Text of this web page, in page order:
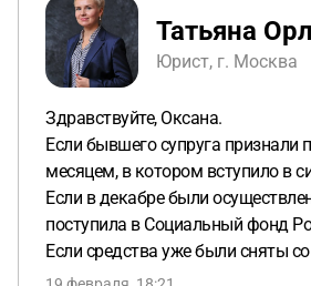
Татьяна
Юрист, г. Москва
Здравствуйте, Оксана.
Если бывшего супруга признали
месяцем, в котором вступило в
Если в декабре были
поступила в Социальный фонд
Если средства уже были сняты